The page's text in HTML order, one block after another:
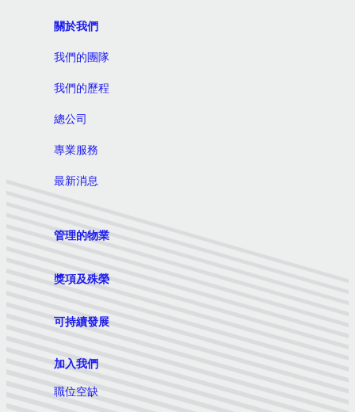
關於我們
我們的團隊
我們的歷程
總公司
專業服務
最新消息
管理的物業
獎項及殊榮
可持續發展
加入我們
職位空缺